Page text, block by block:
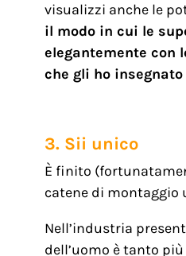
visualizzi anche le
il modo in cui le
elegantemente con
che gli ho
3. Sii unico
È finito
catene di montaggio
Nell’industria
dell’uomo è tanto